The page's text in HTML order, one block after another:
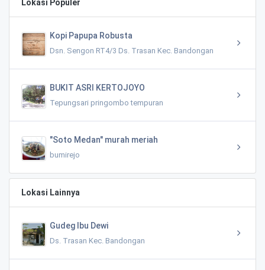
Lokasi Populer
Kopi Papupa Robusta
Dsn. Sengon RT4/3 Ds. Trasan Kec. Bandongan
BUKIT ASRI KERTOJOYO
Tepungsari pringombo tempuran
"Soto Medan" murah meriah
bumirejo
Lokasi Lainnya
Gudeg Ibu Dewi
Ds. Trasan Kec. Bandongan